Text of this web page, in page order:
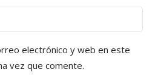
electrónico y web en este
vez que comente.